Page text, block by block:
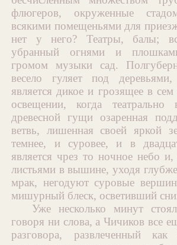
флюгеров, окруженные
всякими помещеньями для
нет у него? Театры, балы;
убранный огнями и
громом музыки сад.
весело гуляет под
является дикое и грозящее в сем
освещении, когда театрально
древесной гущи озаренная
ветвь, лишенная своей яркой
темнее, и суровее, и в
является чрез то ночное небо и,
листьями в вышине, уходя
мрак, негодуют суровые
мишурный блеск, осветивший
Уже несколько минут
говоря ни слова, а Чичиков все
разговора, развлеченный